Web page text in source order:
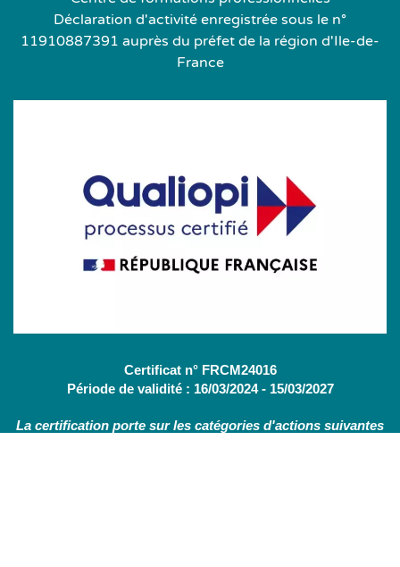
Déclaration d'activité enregistrée sous le n°
11910887391 auprès du préfet de la région d'Ile-de-
France
Certificat n° FRCM24016
Période de validité : 16/03/2024 - 15/03/2027
La certification porte sur les catégories d'actions suivantes